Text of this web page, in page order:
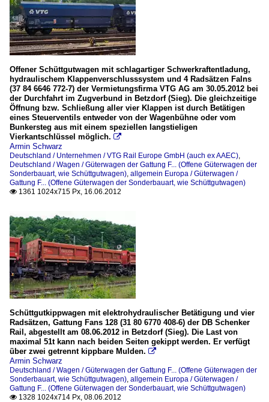
Offener Schüttgutwagen mit schlagartiger Schwerkraftentladung,
hydraulischem Klappenverschlusssystem und 4 Radsätzen Falns
(37 84 6646 772-7) der Vermietungsfirma VTG AG am 30.05.2012 bei
der Durchfahrt im Zugverbund in Betzdorf (Sieg). Die gleichzeitige
Öffnung bzw. Schließung aller vier Klappen ist durch Betätigen
eines Steuerventils entweder von der Wagenbühne oder vom
Bunkersteg aus mit einem speziellen langstieligen
Vierkantschlüssel möglich. 
Armin Schwarz
Deutschland / Unternehmen / VTG Rail Europe GmbH (auch ex AAEC)
Deutschland / Wagen / Güterwagen der Gattung F... (Offene Güterwagen der
Sonderbauart, wie Schüttgutwagen) allgemein Europa / Güterwagen /
Gattung F... (Offene Güterwagen der Sonderbauart, wie Schüttgutwagen)
 1361 1024x715 Px, 16.06.2012
Schüttgutkippwagen mit elektrohydraulischer Betätigung und vier
Radsätzen, Gattung Fans 128 (31 80 6770 408-6) der DB Schenker
Rail, abgestellt am 08.06.2012 in Betzdorf (Sieg). Die Last von
maximal 51t kann nach beiden Seiten gekippt werden. Er verfügt
über zwei getrennt kippbare Mulden. 
Armin Schwarz
Deutschland / Wagen / Güterwagen der Gattung F... (Offene Güterwagen der
Sonderbauart, wie Schüttgutwagen) allgemein Europa / Güterwagen /
Gattung F... (Offene Güterwagen der Sonderbauart, wie Schüttgutwagen)
 1328 1024x714 Px, 08.06.2012